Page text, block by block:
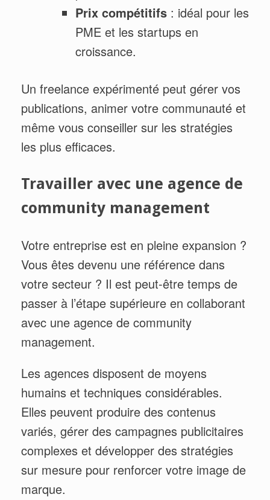
Prix compétitifs : idéal pour les
PME et les startups en
croissance.
Un freelance expérimenté peut gérer vos
publications, animer votre communauté et
même vous conseiller sur les stratégies
les plus efficaces.
Travailler avec une agence de
community management
Votre entreprise est en pleine expansion ?
Vous êtes devenu une référence dans
votre secteur ? Il est peut-être temps de
passer à l’étape supérieure en collaborant
avec une agence de community
management.
Les agences disposent de moyens
humains et techniques considérables.
Elles peuvent produire des contenus
variés, gérer des campagnes publicitaires
complexes et développer des stratégies
sur mesure pour renforcer votre image de
marque.